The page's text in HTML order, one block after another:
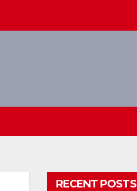
RECENT POSTS